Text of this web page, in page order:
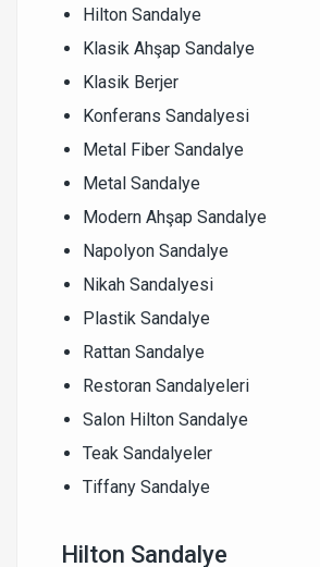
Hilton Sandalye
Klasik Ahşap Sandalye
Klasik Berjer
Konferans Sandalyesi
Metal Fiber Sandalye
Metal Sandalye
Modern Ahşap Sandalye
Napolyon Sandalye
Nikah Sandalyesi
Plastik Sandalye
Rattan Sandalye
Restoran Sandalyeleri
Salon Hilton Sandalye
Teak Sandalyeler
Tiffany Sandalye
Hilton Sandalye